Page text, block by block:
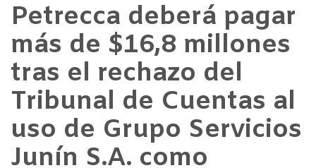
Petrecca deberá pagar
más de $16,8 millones
tras el rechazo del
Tribunal de Cuentas al
uso de Grupo Servicios
Junín S.A. como